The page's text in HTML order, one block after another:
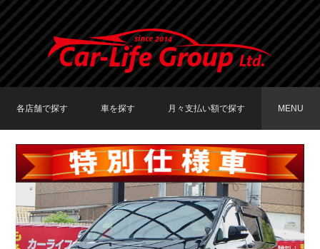
各店舗で探す
TOKYO店在庫車両
大阪店在庫車両
福岡店在庫車両
車を探す
車種で探す
メーカーで探す
月々支払い額で探す
〜19,999円
20,000円〜29,999円
30,000円〜39,999円
40,000円〜49,999円
50,000円〜
MENU